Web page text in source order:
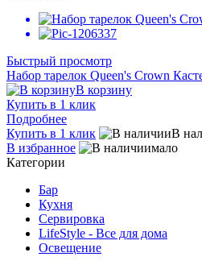
Быстрый просмотр
Набор тарелок Queen's Crown
В корзину
Купить в 1 клик
Подробнее
Купить в 1 клик
В
В избранное
мало
Категории
Бар
Кухня
Сервировка
LifeStyle - Все для дома
Освещение